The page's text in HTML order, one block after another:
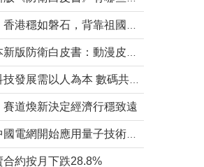
道煥新決定經濟行穩致遠
約按月下跌28.8%